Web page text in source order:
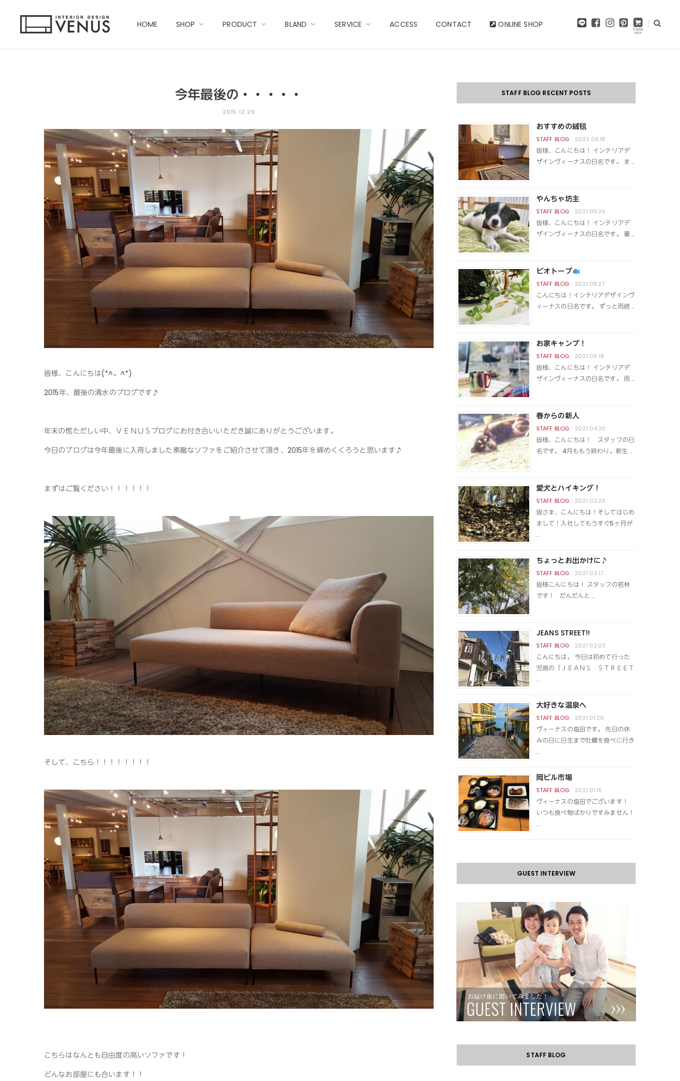
HOME SHOP PRODUCT BLAND SERVICE ACCESS CONTACT ONLINE SHOP F
o
I
r
m
P
e
t
今年最後の・・・・・
2015.12.29
皆様、こんにちは(*^。^*)
2015年、最後の清水のブログです♪
年末の慌ただしい中、ＶＥＮＵＳブログにお付き合いいただき誠にありがとうございます。
今日のブログは今年最後に入荷しました素敵なソファをご紹介させて頂き、2015年を締めくくろうと思います♪
まずはご覧ください！！！！！！
そして、こちら！！！！！！！！
こちらはなんとも自由度の高いソファです！
どんなお部屋にも合います！！
STAFF BLOG RECENT POSTS
おすすめの絨毯
2022.08.18
皆様、こんにちは！ インテリアデ
ザインヴィーナスの日名です。 ま …
やんちゃ坊主
2021.09.29
皆様、こんにちは！ インテリアデ
ザインヴィーナスの日名です。 暑 …
ビオトープ
2021.08.27
こんにちは！インテリアデザインヴ
ィーナスの日名です。 ずっと雨続 …
お家キャンプ！
2021.06.18
皆様、こんにちは！ インテリアデ
ザインヴィーナスの日名です。 雨 …
春からの新人
2021.04.30
皆様、こんにちは！ スタッフの日
名です。 4月ももう終わり。新生 …
愛犬とハイキング！
2021.03.23
皆さま、こんにちは！そしてはじめ
まして！入社してもうすぐ5ヶ月が
…
ちょっとお出かけに♪
2021.03.17
皆様こんにちは！ スタッフの若林
です！ だんだんと …
JEANS STREET!!
2021.02.03
こんにちは。 今日は初めて行った
児島の『ＪＥＡＮＳ ＳＴＲＥＥＴ
…
大好きな温泉へ
2021.01.26
ヴィーナスの塩田です。 先日の休
みの日に日生まで牡蠣を食べに行き
…
岡ビル市場
2021.01.15
ヴィーナスの塩田でございます！
いつも食べ物ばかりですみません！
…
GUEST INTERVIEW
STAFF BLOG